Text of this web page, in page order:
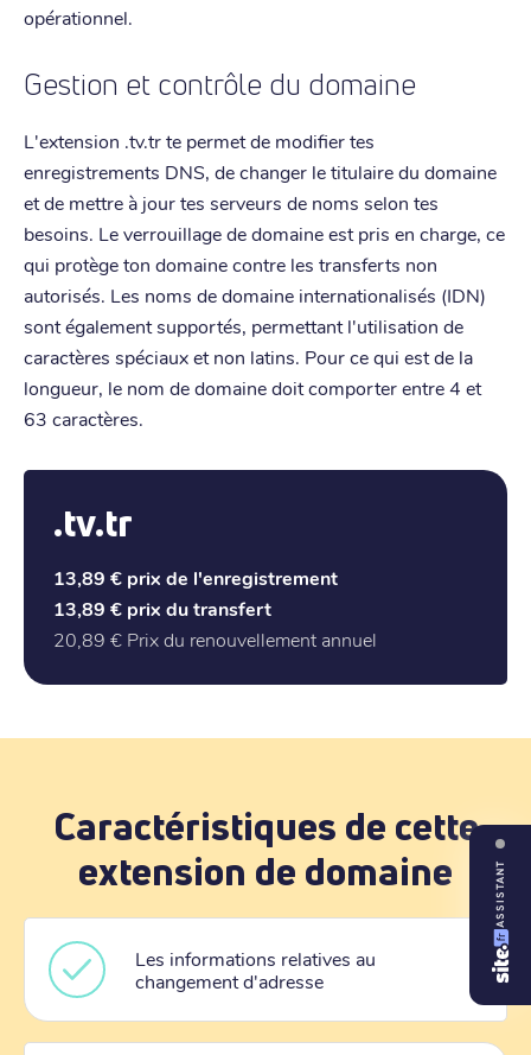
opérationnel.
Gestion et contrôle du domaine
L'extension .tv.tr te permet de modifier tes
enregistrements DNS, de changer le titulaire du domaine
et de mettre à jour tes serveurs de noms selon tes
besoins. Le verrouillage de domaine est pris en charge, ce
qui protège ton domaine contre les transferts non
autorisés. Les noms de domaine internationalisés (IDN)
sont également supportés, permettant l'utilisation de
caractères spéciaux et non latins. Pour ce qui est de la
longueur, le nom de domaine doit comporter entre 4 et
63 caractères.
.tv.tr
13,89 € prix de l'enregistrement
13,89 € prix du transfert
20,89 € Prix du renouvellement annuel
Caractéristiques de cette
extension de domaine
Les informations relatives au
changement d'adresse
ASSISTANT